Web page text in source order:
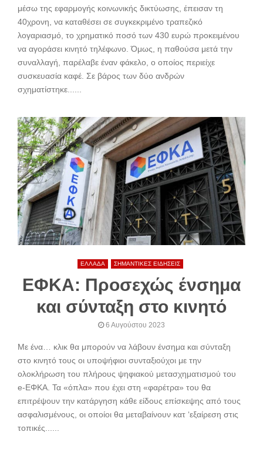
μέσω της εφαρμογής κοινωνικής δικτύωσης, έπεισαν τη
40χρονη, να καταθέσει σε συγκεκριμένο τραπεζικό
λογαριασμό, το χρηματικό ποσό των 430 ευρώ προκειμένου
να αγοράσει κινητό τηλέφωνο. Όμως, η παθούσα μετά την
συναλλαγή, παρέλαβε έναν φάκελο, ο οποίος περιείχε
συσκευασία καφέ. Σε βάρος των δύο ανδρών
σχηματίστηκε......
ΕΛΛΑΔΑ ΣΗΜΑΝΤΙΚΕΣ ΕΙΔΗΣΕΙΣ
ΕΦΚΑ: Προσεχώς ένσημα
και σύνταξη στο κινητό
6 Αυγούστου 2023
Με ένα… κλικ θα μπορούν να λάβουν ένσημα και σύνταξη
στο κινητό τους οι υποψήφιοι συνταξιούχοι με την
ολοκλήρωση του πλήρους ψηφιακού μετασχηματισμού του
e-ΕΦΚΑ. Τα «όπλα» που έχει στη «φαρέτρα» του θα
επιτρέψουν την κατάργηση κάθε είδους επίσκεψης από τους
ασφαλισμένους, οι οποίοι θα μεταβαίνουν κατ ‘εξαίρεση στις
τοπικές......